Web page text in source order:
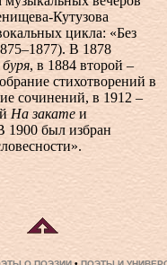
Кутузова
цикла: «Без
В 1878
, в 1884 второй –
стихотворений в
сочинений, в 1912 –
На закатеи
1900 был избран